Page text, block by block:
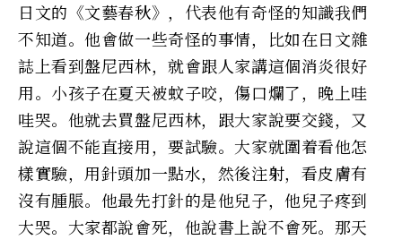
日文的《文藝春秋》，代表他有奇怪的知識我們
不知道。他會做一些奇怪的事情，比如在日文雜
誌上看到盤尼西林，就會跟人家講這個消炎很好
用。小孩子在夏天被蚊子咬，傷口爛了，晚上哇
哇哭。他就去買盤尼西林，跟大家說要交錢，又
說這個不能直接用，要試驗。大家就圍着看他怎
樣實驗，用針頭加一點水，然後注射，看皮膚有
沒有腫脹。他最先打針的是他兒子，他兒子疼到
大哭。大家都說會死，他說書上說不會死。那天